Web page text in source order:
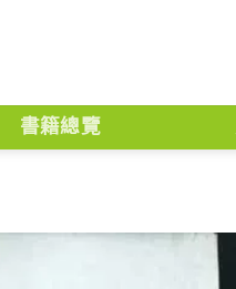
書籍總覽